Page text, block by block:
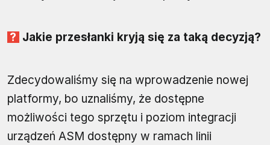
Jakie przesłanki kryją się za taką decyzją?
Zdecydowaliśmy się na wprowadzenie nowej
platformy, bo uznaliśmy, że dostępne
możliwości tego sprzętu i poziom integracji
urządzeń ASM dostępny w ramach linii